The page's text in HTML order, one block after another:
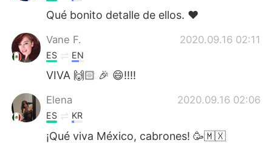
Qué bonito detalle de ellos. ❤️
Vane F. 2020.09.16 02:11
ES EN
VIVA 🙌🏻 🎉 😄!!!!
Elena 2020.09.16 02:06
ES KR
¡Qué viva México, cabrones! 🥳🇲🇽